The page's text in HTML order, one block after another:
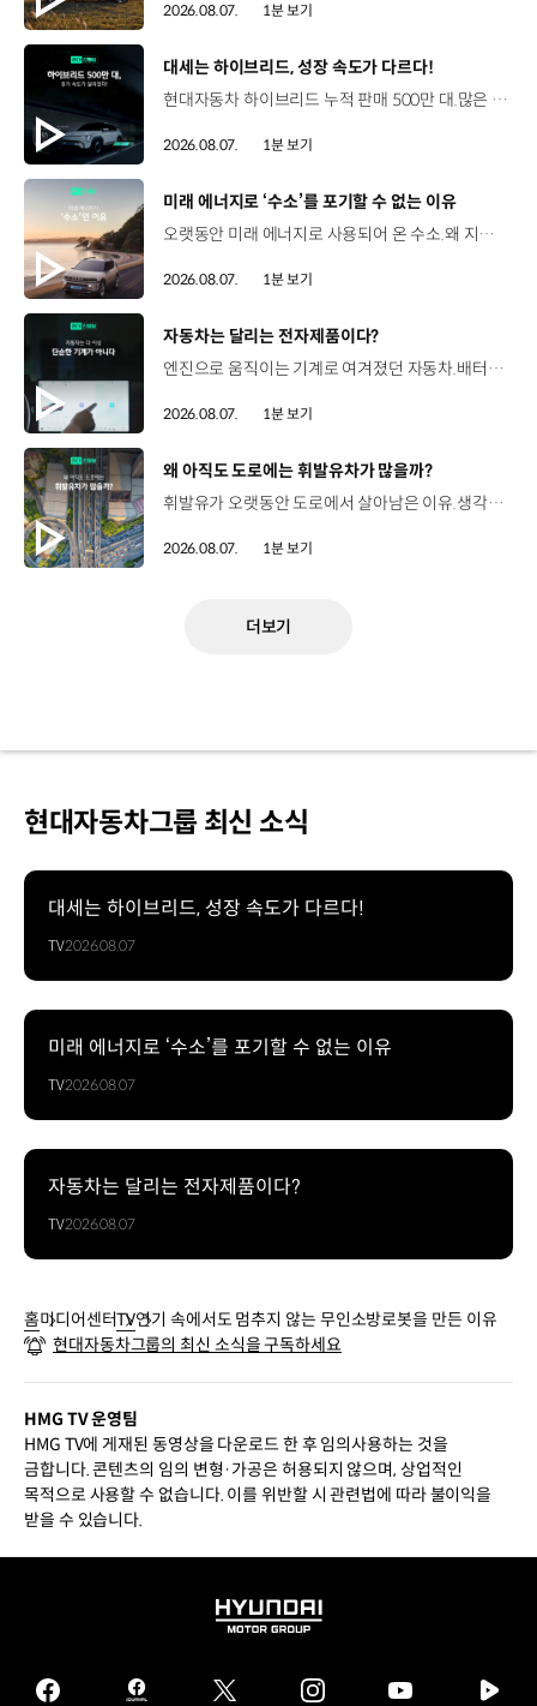
2026.08.07. 1분 보기
[동영상]
대세는 하이브리드, 성장 속도가 다르다!
현대자동차 하이브리드 누적 판매 500만 대.많은 운전자들이 선택한 이유는 무엇일까요? 현대진행형 팟캐스트 EP.21에서 확인하세요.📻 #현대자동차그룹 #현대진행형 #모빌리티팟캐스트 #하이브리드 #연료 #미래모빌리티 #모빌리티
2026.08.07. 1분 보기
[동영상]
미래 에너지로 ‘수소’를 포기할 수 없는 이유
오랫동안 미래 에너지로 사용되어 온 수소.왜 지금까지도 중요한 선택지로 꼽힐까요? 현대진행형 팟캐스트 EP.21에서 확인하세요.📻 #현대자동차그룹 #현대진행형 #모빌리티팟캐스트 #수소전기차 #수소에너지 #연료 #미래모빌리티 #모빌리티
2026.08.07. 1분 보기
[동영상]
자동차는 달리는 전자제품이다?
엔진으로 움직이는 기계로 여겨졌던 자동차.배터리와 소프트웨어를 통해 어떻게 바뀌고 있을까요? 현대진행형 팟캐스트 EP.21에서 확인하세요.📻 #현대자동차그룹 #현대진행형 #모빌리티팟캐스트 #SDV #전기차 #연료 #미래모빌리티 #모빌리티
2026.08.07. 1분 보기
[동영상]
왜 아직도 도로에는 휘발유차가 많을까?
휘발유가 오랫동안 도로에서 살아남은 이유.생각보다 강력한 장점이 있었습니다. 현대진행형 팟캐스트 EP.21에서 확인하세요.📻 #현대자동차그룹 #현대진행형 #모빌리티팟캐스트 #휘발유 #내연기관 #연료 #미래모빌리티 #모빌리티
2026.08.07. 1분 보기
더보기
현대자동차그룹 최신 소식
대세는 하이브리드, 성장 속도가 다르다!
TV2026.08.07
미래 에너지로 ‘수소’를 포기할 수 없는 이유
TV2026.08.07
자동차는 달리는 전자제품이다?
TV2026.08.07
홈미디어센터TV연기 속에서도 멈추지 않는 무인소방로봇을 만든 이유
현대자동차그룹의 최신 소식을 구독하세요
HMG TV 운영팀
HMG TV에 게재된 동영상을 다운로드 한 후 임의사용하는 것을
금합니다. 콘텐츠의 임의 변형·가공은 허용되지 않으며, 상업적인
목적으로 사용할 수 없습니다. 이를 위반할 시 관련법에 따라 불이익을
받을 수 있습니다.
HYUNDAI
GROUP